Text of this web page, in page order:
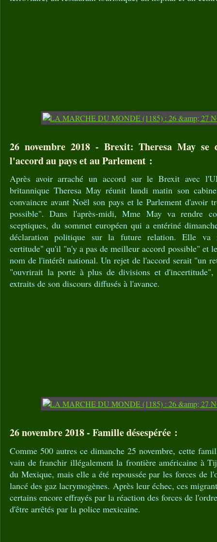
26 novembre 2018 - Brexit: Theresa May se
l'accord au pays et au Parlement :
Après avoir arraché un accord sur le Brexit avec
britannique Theresa May réunit lundi matin son
convaincre avant Noël son pays et le Parlement d'avoir
possible". Dans l'après-midi, Mme May va rendre
sceptiques, du sommet européen qui a entériné
déclaration politique sur la future relation. Elle va
certitude" qu'il "n'y a pas de meilleur accord possible" et
nom de l'intérêt national. Un rejet de l'accord serait "un
"ouvrirait la porte à plus de divisions et d'incertitude",
extraits de son discours diffusés à l'avance.
26 novembre 2018 - Famille désespérée :
Comme 500 autres ce dimanche 25 novembre, cette
vain de franchir illégalement la frontière américaine à
du Mexique, mais elle a été repoussée par les forces de
lancé des gaz lacrymogènes. Après leur échec, ces
certains encore effrayés par la réaction des forces de
d'être arrêtés par la police mexicaine.